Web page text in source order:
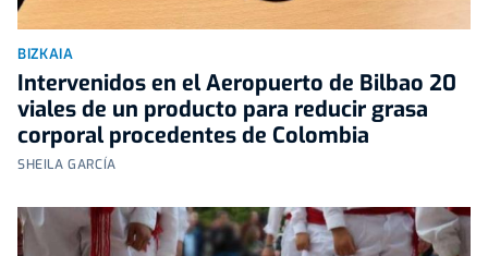
BIZKAIA
Intervenidos en el Aeropuerto de Bilbao 20
viales de un producto para reducir grasa
corporal procedentes de Colombia
SHEILA GARCÍA